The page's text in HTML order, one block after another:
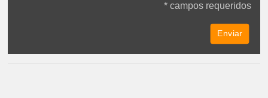
* campos requeridos